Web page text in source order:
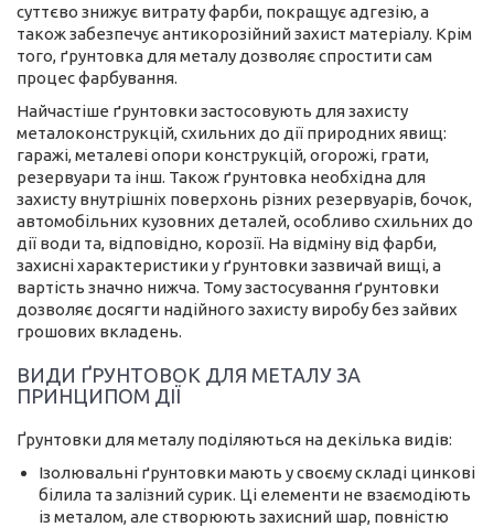
суттєво знижує витрату фарби, покращує адгезію, а
також забезпечує антикорозійний захист матеріалу. Крім
того, ґрунтовка для металу дозволяє спростити сам
процес фарбування.
Найчастіше ґрунтовки застосовують для захисту
металоконструкцій, схильних до дії природних явищ:
гаражі, металеві опори конструкцій, огорожі, грати,
резервуари та інш. Також ґрунтовка необхідна для
захисту внутрішніх поверхонь різних резервуарів, бочок,
автомобільних кузовних деталей, особливо схильних до
дії води та, відповідно, корозії. На відміну від фарби,
захисні характеристики у ґрунтовки зазвичай вищі, а
вартість значно нижча. Тому застосування ґрунтовки
дозволяє досягти надійного захисту виробу без зайвих
грошових вкладень.
ВИДИ ҐРУНТОВОК ДЛЯ МЕТАЛУ ЗА
ПРИНЦИПОМ ДІЇ
Ґрунтовки для металу поділяються на декілька видів:
Ізолювальні ґрунтовки мають у своєму складі цинкові
білила та залізний сурик. Ці елементи не взаємодіють
із металом, але створюють захисний шар, повністю